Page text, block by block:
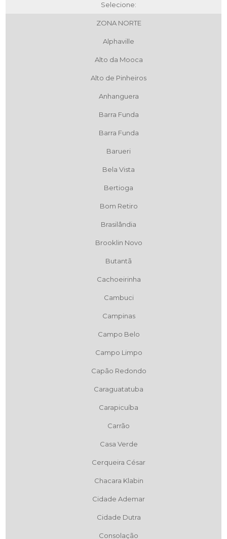
Selecione:
ZONA NORTE
Alphaville
Alto da Mooca
Alto de Pinheiros
Anhanguera
Barra Funda
Barra Funda
Barueri
Bela Vista
Bertioga
Bom Retiro
Brasilândia
Brooklin Novo
Butantã
Cachoeirinha
Cambuci
Campinas
Campo Belo
Campo Limpo
Capão Redondo
Caraguatatuba
Carapicuíba
Carrão
Casa Verde
Cerqueira César
Chacara Klabin
Cidade Ademar
Cidade Dutra
Consolação